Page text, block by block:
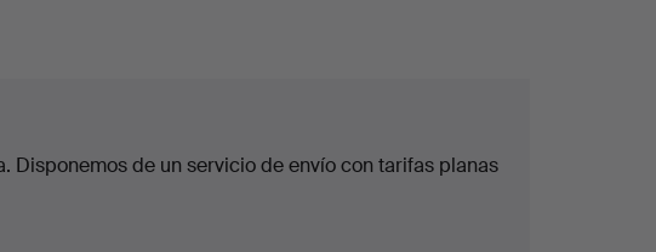
Disponemos de un servicio de envío con tarifas planas